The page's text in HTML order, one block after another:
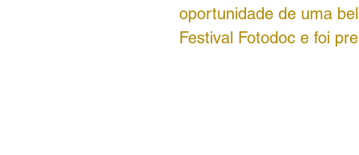
oportunidade de uma
Festival Fotodoc e foi